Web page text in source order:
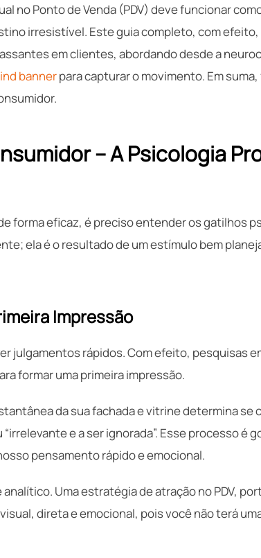
no Ponto de Venda (PDV) deve funcionar
irresistível. Este guia completo, com
em clientes, abordando desde a
bannerpara capturar o movimento. Em
– A Psicologia
forma eficaz, é preciso entender os gatilhos
ela é o resultado de um estímulo bem
Impressão
julgamentos rápidos. Com efeito, pesquisas
formar uma primeira impressão.
da sua fachada e vitrine determina
e a ser ignorada”. Esse processo é
pensamento rápido e emocional.
analítico. Uma estratégia de atração no PDV,
direta e emocional, pois você não terá